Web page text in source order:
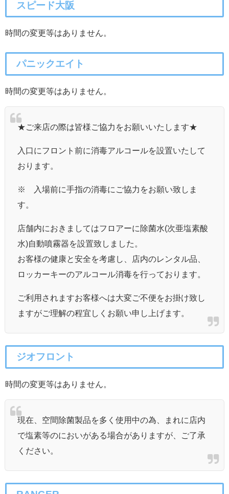
スピード大阪
時間の変更等はありません。
パニックエイト
時間の変更等はありません。
★ご来店の際は皆様ご協力をお願いいたします★
入口にフロント前に消毒アルコールを設置いたして
おります。
※ 入場前に手指の消毒にご協力をお願い致しま
す。
店舗内におきましてはフロアーに除菌水(次亜塩素酸
水)自動噴霧器を設置致しました。
お客様の健康と安全を考慮し、店内のレンタル品、
ロッカーキーのアルコール消毒を行っております。
ご利用されますお客様へは大変ご不便をお掛け致し
ますがご理解の程宜しくお願い申し上げます。
ジオフロント
時間の変更等はありません。
現在、空間除菌製品を多く使用中の為、まれに店内
で塩素等のにおいがある場合がありますが、ご了承
ください。